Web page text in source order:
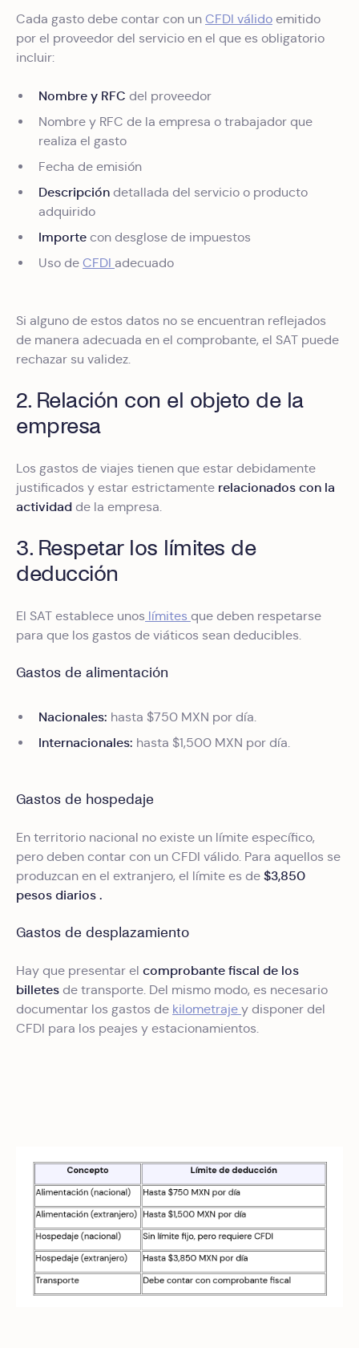
Cada gasto debe contar con un CFDI válido emitido
por el proveedor del servicio en el que es obligatorio
incluir:
Nombre y RFC del proveedor
Nombre y RFC de la empresa o trabajador que
realiza el gasto
Fecha de emisión
Descripción detallada del servicio o producto
adquirido
Importe con desglose de impuestos
Uso de CFDI adecuado
Si alguno de estos datos no se encuentran reflejados
de manera adecuada en el comprobante, el SAT puede
rechazar su validez.
2. Relación con el objeto de la
empresa
Los gastos de viajes tienen que estar debidamente
justificados y estar estrictamente relacionados con la
actividad de la empresa.
3. Respetar los límites de
deducción
El SAT establece unos límites que deben respetarse
para que los gastos de viáticos sean deducibles.
Gastos de alimentación
Nacionales: hasta $750 MXN por día.
Internacionales: hasta $1,500 MXN por día.
Gastos de hospedaje
En territorio nacional no existe un límite específico,
pero deben contar con un CFDI válido. Para aquellos se
produzcan en el extranjero, el límite es de $3,850
pesos diarios .
Gastos de desplazamiento
Hay que presentar el comprobante fiscal de los
billetes de transporte. Del mismo modo, es necesario
documentar los gastos de kilometraje y disponer del
CFDI para los peajes y estacionamientos.